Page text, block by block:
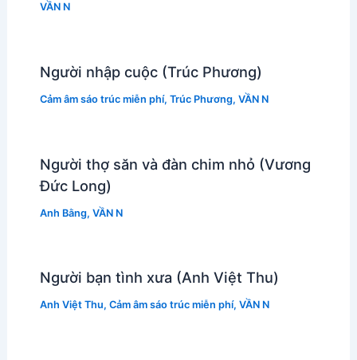
VẦN N
Người nhập cuộc (Trúc Phương)
Cảm âm sáo trúc miễn phí, Trúc Phương, VẦN N
Người thợ săn và đàn chim nhỏ (Vương
Đức Long)
Anh Bằng, VẦN N
Người bạn tình xưa (Anh Việt Thu)
Anh Việt Thu, Cảm âm sáo trúc miễn phí, VẦN N